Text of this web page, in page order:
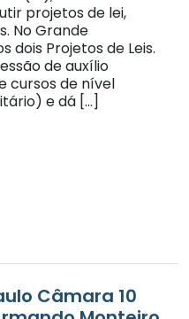
projetos de lei,
No Grande
dois Projetos de Leis.
de auxílio
cursos de nível
e dá […]
Câmara 10